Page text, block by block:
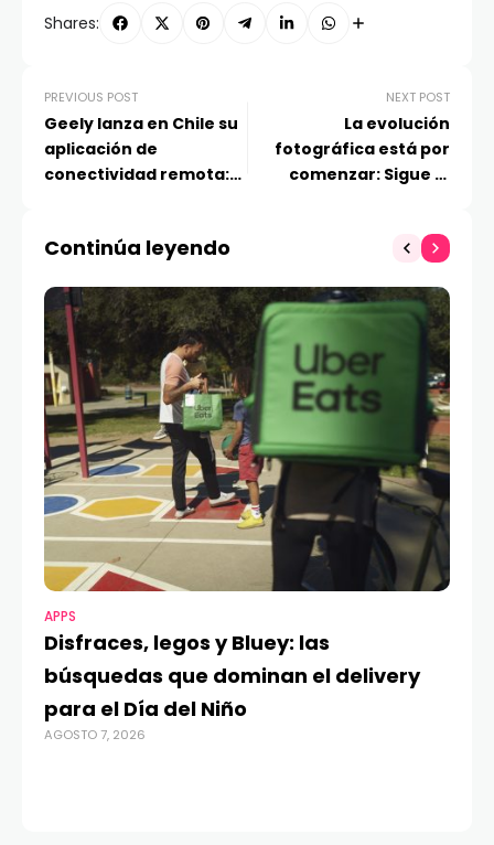
Shares:
PREVIOUS POST
Geely lanza en Chile su
aplicación de
conectividad remota:
celular con 2 años de
NEXT POST
La evolución
fotográfica está por
comenzar: Sigue el
Continúa leyendo
APPS
Disfraces, legos y Bluey: las
búsquedas que dominan el delivery
para el Día del Niño
AGOSTO 7, 2026